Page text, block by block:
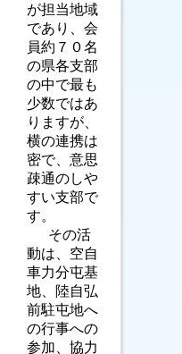
が担当地域
であり、会
員約７０名
の県各支部
の中で最も
少数ではあ
りますが、
横の連携は
密で、意思
疎通のしや
すい支部で
す。
その活
動は、空自
車力分屯基
地、陸自弘
前駐屯地へ
の行事への
参加、協力